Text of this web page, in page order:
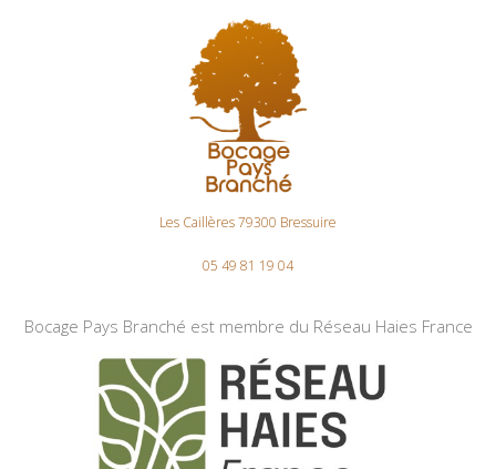
Les Caillères 79300 Bressuire
05 49 81 19 04
Bocage Pays Branché est membre du Réseau Haies France